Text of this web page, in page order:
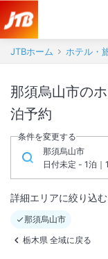
JTBホーム ホテル・
那須烏山市の
泊予約
条件を変更する
那須烏山市
日付未定 - 1泊
詳細エリアに絞り込む
那須烏山市
栃木県 全域に戻る